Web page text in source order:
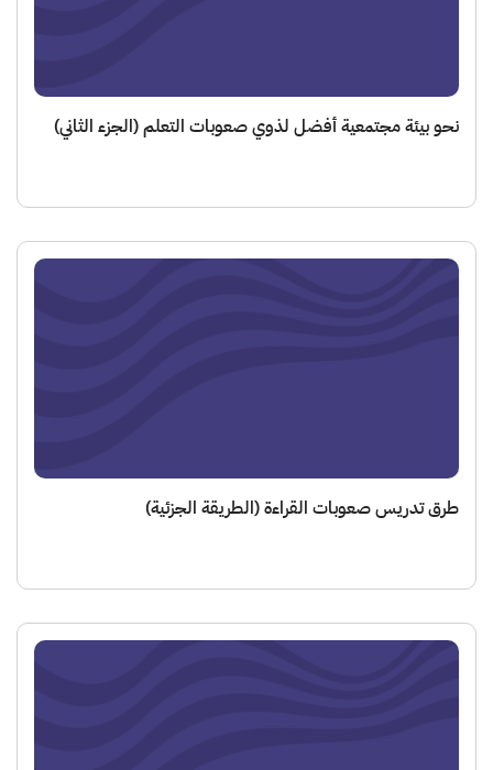
بيئة مجتمعية أفضل لذوي صعوبات التعلم (الجزء الثاني)
تدريس صعوبات القراءة (الطريقة الجزئية)